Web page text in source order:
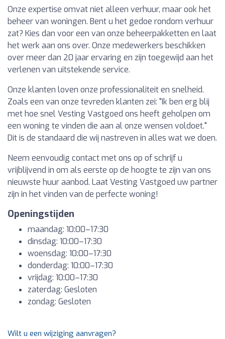
Onze expertise omvat niet alleen verhuur, maar ook het
beheer van woningen. Bent u het gedoe rondom verhuur
zat? Kies dan voor een van onze beheerpakketten en laat
het werk aan ons over. Onze medewerkers beschikken
over meer dan 20 jaar ervaring en zijn toegewijd aan het
verlenen van uitstekende service.
Onze klanten loven onze professionaliteit en snelheid.
Zoals een van onze tevreden klanten zei: "Ik ben erg blij
met hoe snel Vesting Vastgoed ons heeft geholpen om
een woning te vinden die aan al onze wensen voldoet."
Dit is de standaard die wij nastreven in alles wat we doen.
Neem eenvoudig contact met ons op of schrijf u
vrijblijvend in om als eerste op de hoogte te zijn van ons
nieuwste huur aanbod. Laat Vesting Vastgoed uw partner
zijn in het vinden van de perfecte woning!
Openingstijden
maandag: 10:00–17:30
dinsdag: 10:00–17:30
woensdag: 10:00–17:30
donderdag: 10:00–17:30
vrijdag: 10:00–17:30
zaterdag: Gesloten
zondag: Gesloten
Wilt u een wijziging aanvragen?